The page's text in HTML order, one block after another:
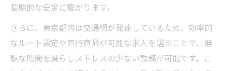
長期的な安定に繋がります。
さらに、東京都内は交通網が発達しているため、効率的
なルート設定や直行直帰が可能な求人を選ぶことで、無
駄な時間を減らしストレスの少ない勤務が可能です。こ